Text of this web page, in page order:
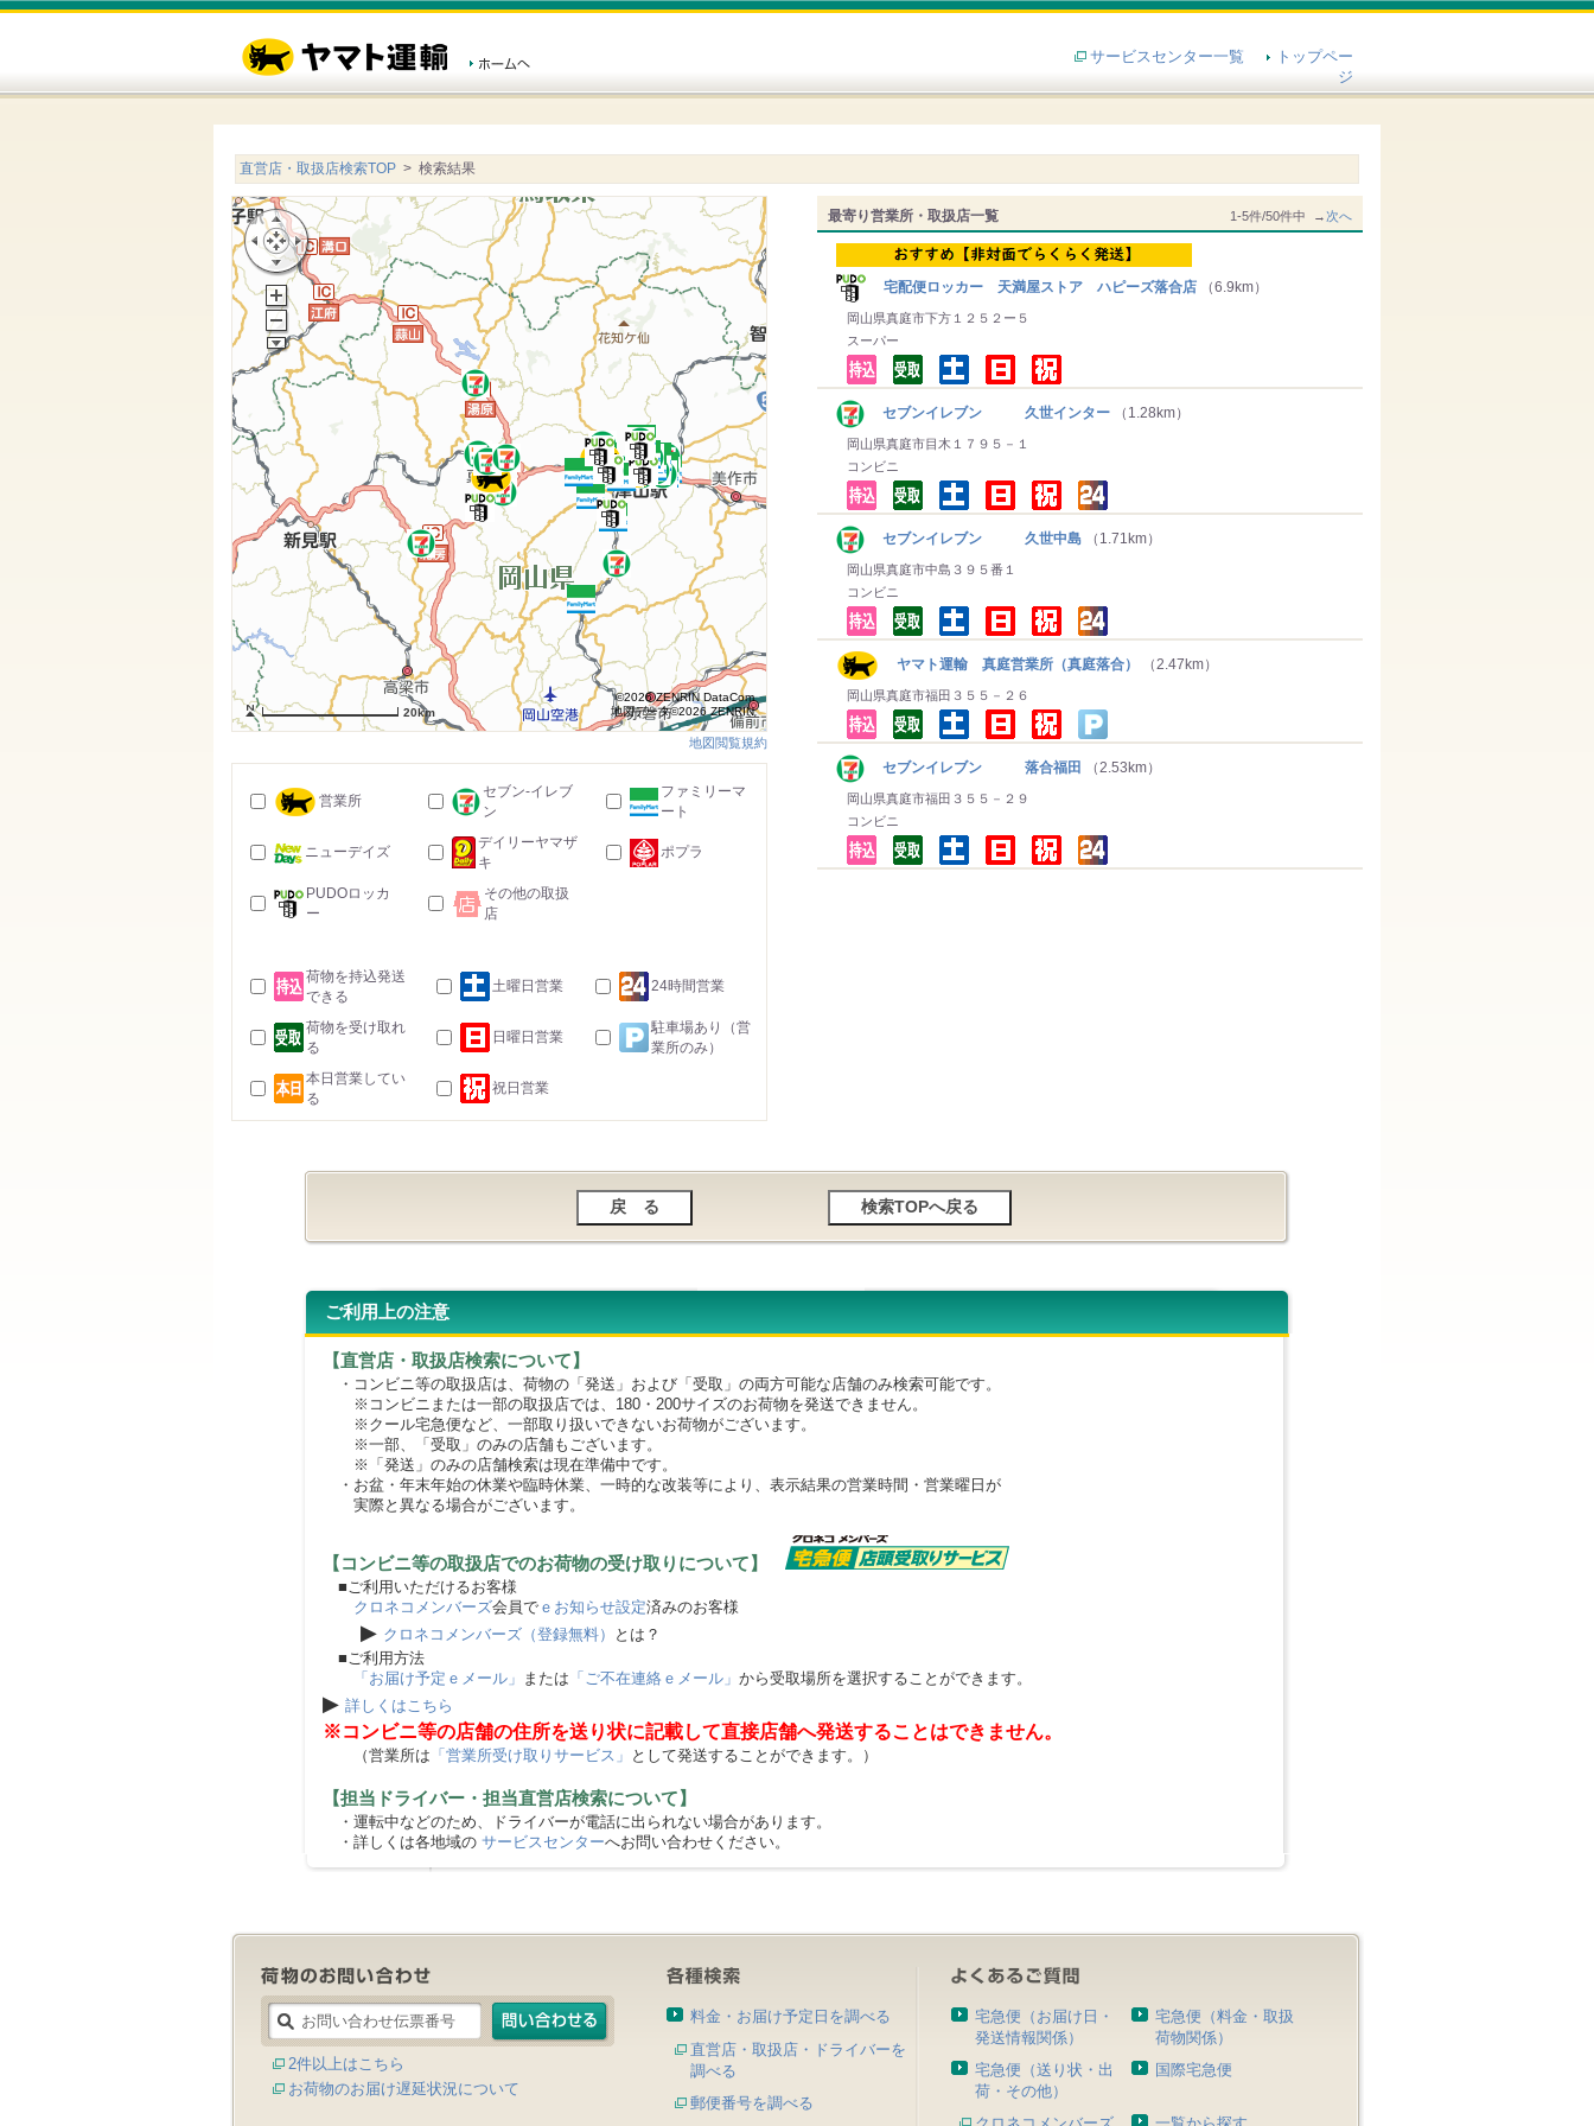
サービスセンター一覧
トップペー
ジ
直営店・取扱店検索TOP > 検索結果
最寄り営業所・取扱店一覧 1-5件/50件中 →次へ
宅配便ロッカー 天満屋ストア ハピーズ落合店 （6.9km）
岡山県真庭市下方１２５２ー５
スーパー
セブンイレブン 久世インター （1.28km）
岡山県真庭市目木１７９５－１
コンビニ
セブンイレブン 久世中島 （1.71km）
岡山県真庭市中島３９５番１
コンビニ
ヤマト運輸 真庭営業所（真庭落合） （2.47km）
岡山県真庭市福田３５５－２６
セブンイレブン 落合福田 （2.53km）
岡山県真庭市福田３５５－２９
コンビニ
20km
©2026 ZENRIN DataCom
地図データ©2026 ZENRIN
地図閲覧規約
営業所
セブン-イレブ
ン
ファミリーマ
ート
ニューデイズ
デイリーヤマザ
キ
ポプラ
PUDOロッカ
ー
その他の取扱
店
荷物を持込発送
できる
土曜日営業 24時間営業
荷物を受け取れ
る
日曜日営業
駐車場あり（営
業所のみ）
本日営業してい
る
祝日営業
ご利用上の注意
【直営店・取扱店検索について】
・コンビニ等の取扱店は、荷物の「発送」および「受取」の両方可能な店舗のみ検索可能です。
※コンビニまたは一部の取扱店では、180・200サイズのお荷物を発送できません。
※クール宅急便など、一部取り扱いできないお荷物がございます。
※一部、「受取」のみの店舗もございます。
※「発送」のみの店舗検索は現在準備中です。
・お盆・年末年始の休業や臨時休業、一時的な改装等により、表示結果の営業時間・営業曜日が
実際と異なる場合がございます。
【コンビニ等の取扱店でのお荷物の受け取りについて】
■ご利用いただけるお客様
クロネコメンバーズ会員で ｅお知らせ設定済みのお客様
▶ クロネコメンバーズ（登録無料）
とは？
■ご利用方法
「お届け予定ｅメール」 または 「ご不在連絡ｅメール」 から受取場所を選択することができます。
▶ 詳しくはこちら
※コンビニ等の店舗の住所を送り状に記載して直接店舗へ発送することはできません。
（営業所は 「営業所受け取りサービス」 として発送することができます。）
【担当ドライバー・担当直営店検索について】
・運転中などのため、ドライバーが電話に出られない場合があります。
・詳しくは各地域の サービスセンターへお問い合わせください。
2件以上はこちら
お荷物のお届け遅延状況について
料金・お届け予定日を調べる
直営店・取扱店・ドライバーを
調べる
郵便番号を調べる
宅急便（お届け日・
発送情報関係）
宅急便（料金・取扱
荷物関係）
宅急便（送り状・出
荷・その他）
国際宅急便